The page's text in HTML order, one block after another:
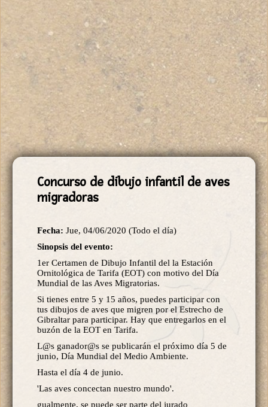
Concurso de dibujo infantil de aves
migradoras
Fecha: Jue, 04/06/2020 (Todo el día)
Sinopsis del evento:
1er Certamen de Dibujo Infantil del la Estación
Ornitológica de Tarifa (EOT) con motivo del Día
Mundial de las Aves Migratorias.
Si tienes entre 5 y 15 años, puedes participar con
tus dibujos de aves que migren por el Estrecho de
Gibraltar para participar. Hay que entregarlos en el
buzón de la EOT en Tarifa.
L@s ganador@s se publicarán el próximo día 5 de
junio, Día Mundial del Medio Ambiente.
Hasta el día 4 de junio.
'Las aves concectan nuestro mundo'.
gualmente, se puede ser parte del jurado